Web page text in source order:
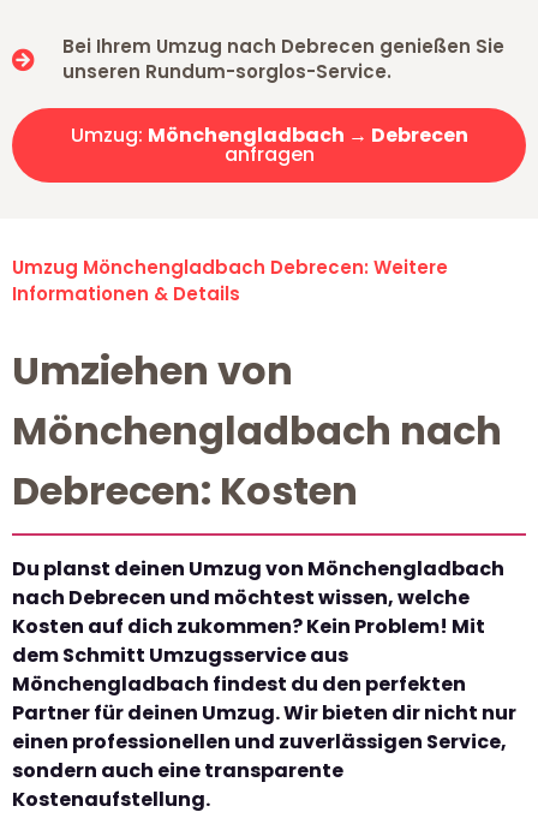
Bei Ihrem Umzug nach Debrecen genießen Sie
unseren Rundum-sorglos-Service.
Umzug: Mönchengladbach → Debrecen
anfragen
Umzug Mönchengladbach Debrecen: Weitere
Informationen & Details
Umziehen von
Mönchengladbach nach
Debrecen: Kosten
Du planst deinen Umzug von Mönchengladbach
nach Debrecen und möchtest wissen, welche
Kosten auf dich zukommen? Kein Problem! Mit
dem Schmitt Umzugsservice aus
Mönchengladbach findest du den perfekten
Partner für deinen Umzug. Wir bieten dir nicht nur
einen professionellen und zuverlässigen Service,
sondern auch eine transparente
Kostenaufstellung.